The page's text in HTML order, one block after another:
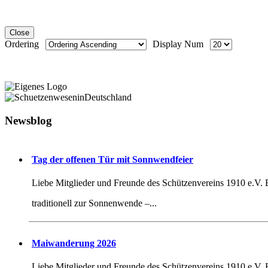
Close
Ordering Display Num
Newsblog
Tag der offenen Tür mit Sonnwendfeier
Liebe Mitglieder und Freunde des Schützenvereins 1910 e.V.
traditionell zur Sonnenwende –...
Maiwanderung 2026